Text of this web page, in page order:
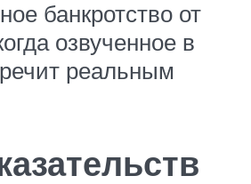
банкротство от
озвученное в
реальным